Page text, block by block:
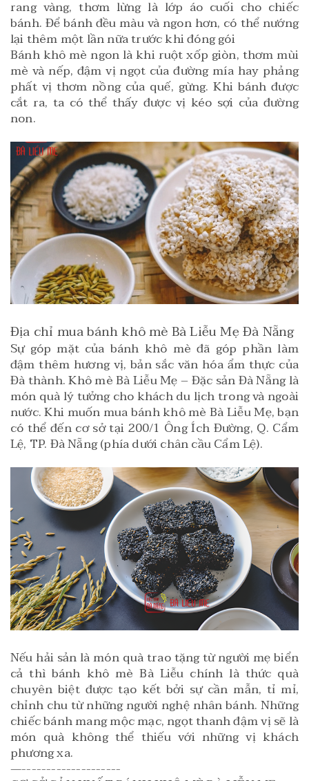
rang vàng, thơm lừng là lớp áo cuối cho chiếc
bánh. Để bánh đều màu và ngon hơn, có thể nướng
lại thêm một lần nữa trước khi đóng gói
Bánh khô mè ngon là khi ruột xốp giòn, thơm mùi
mè và nếp, đậm vị ngọt của đường mía hay phảng
phất vị thơm nồng của quế, gừng. Khi bánh được
cắt ra, ta có thể thấy được vị kéo sợi của đường
non.
Địa chỉ mua bánh khô mè Bà Liễu Mẹ Đà Nẵng
Sự góp mặt của bánh khô mè đã góp phần làm
đậm thêm hương vị, bản sắc văn hóa ẩm thực của
Đà thành. Khô mè Bà Liễu Mẹ – Đặc sản Đà Nẵng là
món quà lý tưởng cho khách du lịch trong và ngoài
nước. Khi muốn mua bánh khô mè Bà Liễu Mẹ, bạn
có thể đến cơ sở tại 200/1 Ông Ích Đường, Q. Cẩm
Lệ, TP. Đà Nẵng (phía dưới chân cầu Cẩm Lệ).
Nếu hải sản là món quà trao tặng từ người mẹ biển
cả thì bánh khô mè Bà Liễu chính là thức quà
chuyên biệt được tạo kết bởi sự cần mẫn, tỉ mỉ,
chỉnh chu từ những người nghệ nhân bánh. Những
chiếc bánh mang mộc mạc, ngọt thanh đậm vị sẽ là
món quà không thể thiếu với những vị khách
phương xa.
—--------------------